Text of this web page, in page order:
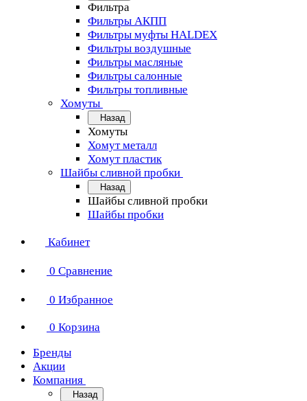
Фильтра
Фильтры АКПП
Фильтры муфты HALDEX
Фильтры воздушные
Фильтры масляные
Фильтры салонные
Фильтры топливные
Хомуты
Назад
Хомуты
Хомут металл
Хомут пластик
Шайбы сливной пробки
Назад
Шайбы сливной пробки
Шайбы пробки
Кабинет
0 Сравнение
0 Избранное
0 Корзина
Бренды
Акции
Компания
Назад